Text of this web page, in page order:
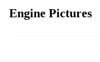
Engine Pictures